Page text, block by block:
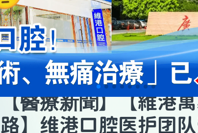
【醫療新聞】【維港
路】维港口腔医护团